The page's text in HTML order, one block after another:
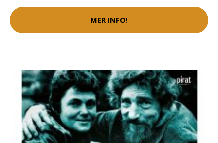
MER INFO!